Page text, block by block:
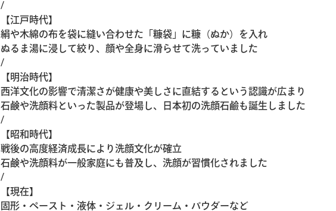
/
【江戸時代】
絹や木綿の布を袋に縫い合わせた「糠袋」に糠（ぬか）を入れ
ぬるま湯に浸して絞り、顔や全身に滑らせて洗っていました
/
【明治時代】
西洋文化の影響で清潔さが健康や美しさに直結するという認識が広まり
石鹸や洗顔料といった製品が登場し、日本初の洗顔石鹼も誕生しました
/
【昭和時代】
戦後の高度経済成長により洗顔文化が確立
石鹸や洗顔料が一般家庭にも普及し、洗顔が習慣化されました
/
【現在】
固形・ペースト・液体・ジェル・クリーム・パウダーなど